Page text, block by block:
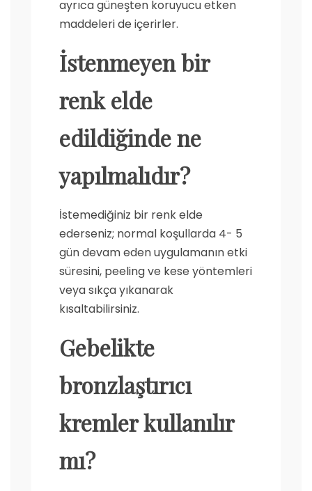
ayrıca güneşten koruyucu etken
maddeleri de içerirler.
İstenmeyen bir
renk elde
edildiğinde ne
yapılmalıdır?
İstemediğiniz bir renk elde
ederseniz; normal koşullarda 4- 5
gün devam eden uygulamanın etki
süresini, peeling ve kese yöntemleri
veya sıkça yıkanarak
kısaltabilirsiniz.
Gebelikte
bronzlaştırıcı
kremlerkullanılır
mı?